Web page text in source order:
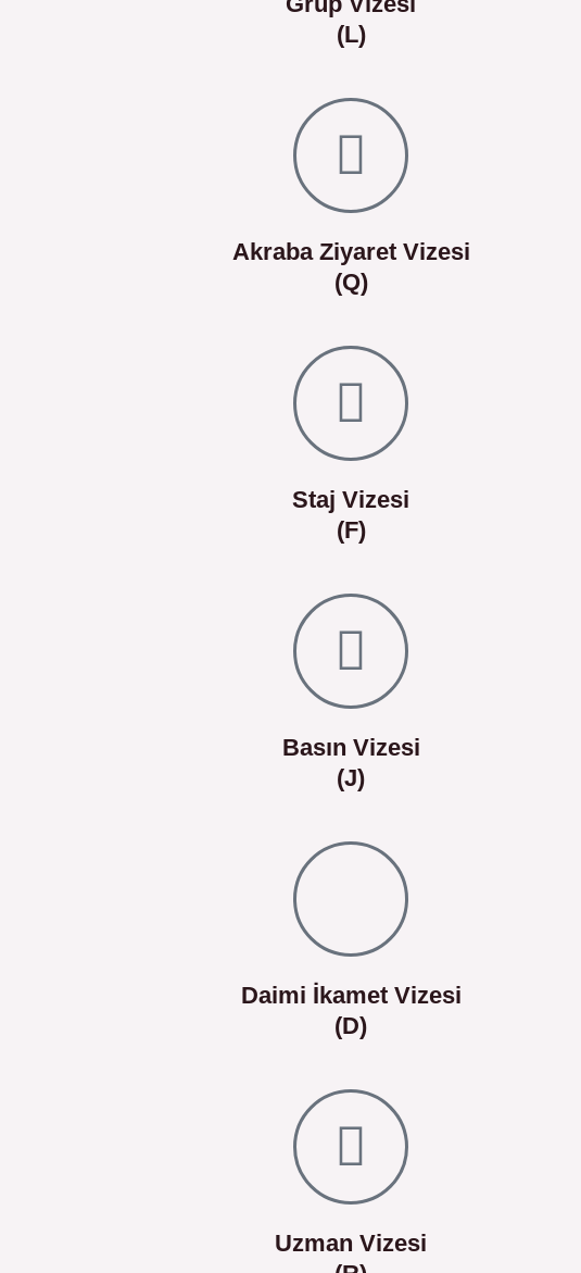
(L)
Akraba Ziyaret Vizesi
(Q)
Staj Vizesi
(F)
Basın Vizesi
(J)
Daimi İkamet Vizesi
(D)
Uzman Vizesi